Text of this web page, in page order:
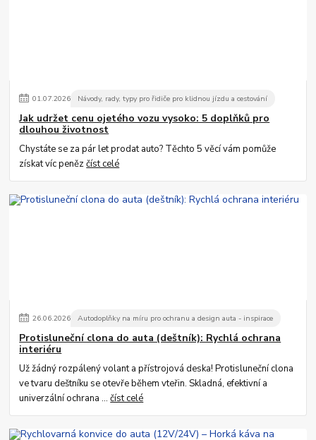
01.07.2026 Návody, rady, typy pro řidiče pro klidnou jízdu a cestování
Jak udržet cenu ojetého vozu vysoko: 5 doplňků pro
dlouhou životnost
Chystáte se za pár let prodat auto? Těchto 5 věcí vám pomůže
získat víc penězčíst celé
26.06.2026 Autodoplňky na míru pro ochranu a design auta - inspirace
Protisluneční clona do auta (deštník): Rychlá ochrana
interiéru
Už žádný rozpálený volant a přístrojová deska! Protisluneční clona
ve tvaru deštníku se otevře během vteřin. Skladná, efektivní a
univerzální ochrana ...číst celé